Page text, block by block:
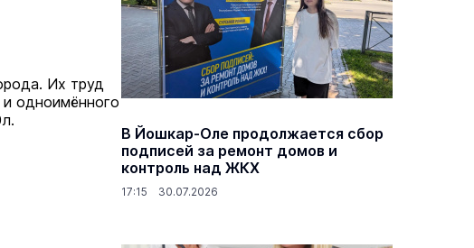
Их труд
одноимённого
В Йошкар-Оле продолжается сбор
подписей за ремонт домов и
контроль над ЖКХ
17:15 30.07.2026